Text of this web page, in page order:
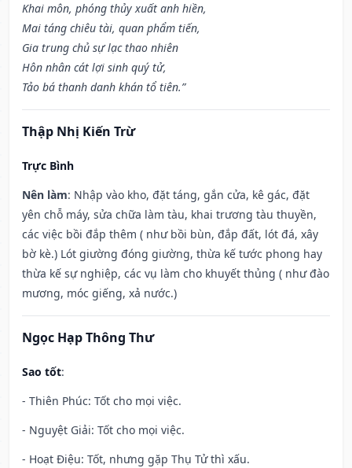
Khai môn, phóng thủy xuất anh hiền,
Mai táng chiêu tài, quan phẩm tiến,
Gia trung chủ sự lạc thao nhiên
Hôn nhân cát lợi sinh quý tử,
Tảo bá thanh danh khán tổ tiên.”
Thập Nhị Kiến Trừ
Trực Bình
Nên làm: Nhập vào kho, đặt táng, gắn cửa, kê gác, đặt
yên chỗ máy, sửa chữa làm tàu, khai trương tàu thuyền,
các việc bồi đắp thêm ( như bồi bùn, đắp đất, lót đá, xây
bờ kè.) Lót giường đóng giường, thừa kế tước phong hay
thừa kế sự nghiệp, các vụ làm cho khuyết thủng ( như đào
mương, móc giếng, xả nước.)
Ngọc Hạp Thông Thư
Sao tốt:
- Thiên Phúc: Tốt cho mọi việc.
- Nguyệt Giải: Tốt cho mọi việc.
- Hoạt Điệu: Tốt, nhưng gặp Thụ Tử thì xấu.